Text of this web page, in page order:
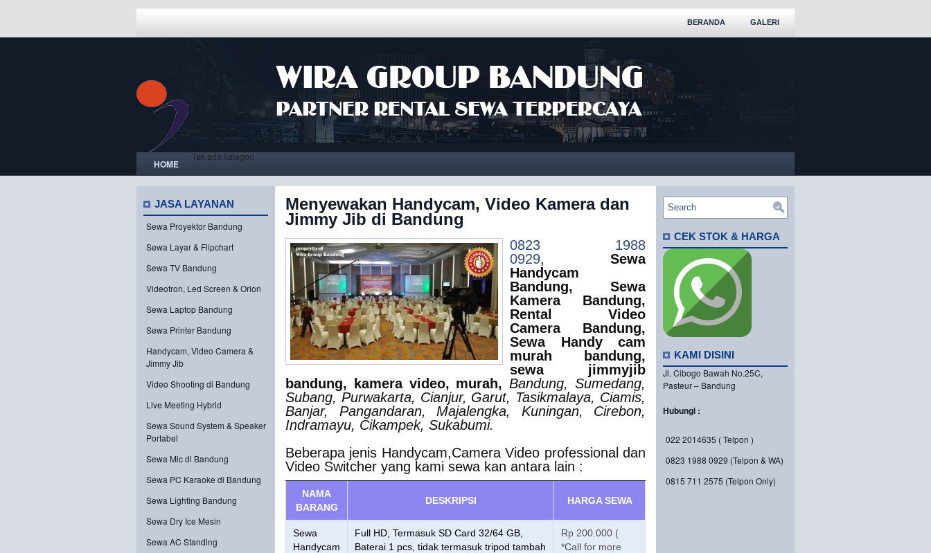
BERANDA GALERI
HOME
Tak ada kategori
JASA LAYANAN
Sewa Proyektor Bandung
Sewa Layar & Flipchart
Sewa TV Bandung
Videotron, Led Screen & Orion
Sewa Laptop Bandung
Sewa Printer Bandung
Handycam, Video Camera &
Jimmy Jib
Video Shooting di Bandung
Live Meeting Hybrid
Sewa Sound System & Speaker
Portabel
Sewa Mic di Bandung
Sewa PC Karaoke di Bandung
Sewa Lighting Bandung
Sewa Dry Ice Mesin
Sewa AC Standing
Menyewakan Handycam, Video Kamera dan
Jimmy Jib di Bandung
0823 1988
0929, Sewa
Handycam
Bandung, Sewa
Kamera Bandung,
Rental Video
Camera Bandung,
Sewa Handy cam
murah bandung,
sewa jimmyjib
bandung, kamera video, murah,Bandung, Sumedang,
Subang, Purwakarta, Cianjur, Garut, Tasikmalaya, Ciamis,
Banjar, Pangandaran, Majalengka, Kuningan, Cirebon,
Indramayu, Cikampek, Sukabumi.
Beberapa jenis Handycam,Camera Video professional dan
Video Switcher yang kami sewa kan antara lain :
NAMA
BARANG
DESKRIPSI HARGA SEWA
Sewa
Handycam
Full HD, Termasuk SD Card 32/64 GB,
Baterai 1 pcs, tidak termasuk tripod tambah
Rp 200.000 (
*Call for more
CEK STOK & HARGA
KAMI DISINI
Jl. Cibogo Bawah No.25C,
Pasteur – Bandung
Hubungi :
022 2014635 ( Telpon )
0823 1988 0929 (Telpon & WA)
0815 711 2575 (Telpon Only)